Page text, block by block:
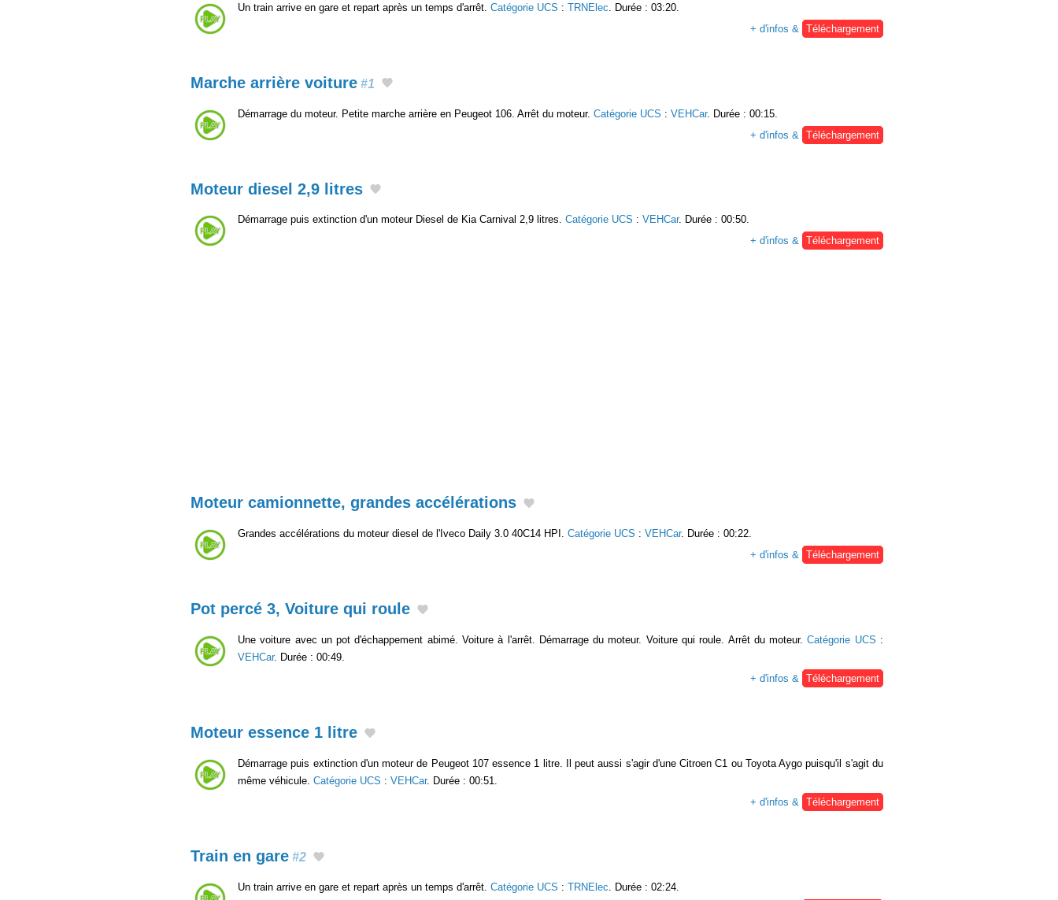
Un train arrive en gare et repart après un temps d'arrêt. Catégorie UCS : TRNElec . Durée : 03:20.
+ d'infos &
Téléchargement
Marche arrière voiture #1
Démarrage du moteur. Petite marche arrière en Peugeot 106. Arrêt du moteur. Catégorie UCS : VEHCar. Durée : 00:15.
+ d'infos &
Téléchargement
Moteur diesel 2,9 litres
Démarrage puis extinction d'un moteur Diesel de Kia Carnival 2,9 litres. Catégorie UCS : VEHCar. Durée : 00:50.
+ d'infos & Téléchargement
Moteur camionnette, grandes accélérations
Grandes accélérations du moteur diesel de l'Iveco Daily 3.0 40C14 HPI. Catégorie UCS : VEHCar. Durée : 00:22.
+ d'infos & Téléchargement
Pot percé 3, Voiture qui roule
Une voiture avec un pot d'échappement abimé. Voiture à l'arrêt. Démarrage du moteur. Voiture qui roule. Arrêt du moteur.Catégorie UCS :
VEHCar. Durée : 00:49.
+ d'infos & Téléchargement
Moteur essence 1 litre
Démarrage puis extinction d'un moteur de Peugeot 107 essence 1 litre. Il peut aussi s'agir d'une Citroen C1 ou Toyota Aygo puisqu'il s'agit du
même véhicule. Catégorie UCS : VEHCar. Durée : 00:51.
+ d'infos &
Téléchargement
Train en gare #2
Un train arrive en gare et repart après un temps d'arrêt. Catégorie UCS : TRNElec . Durée : 02:24.